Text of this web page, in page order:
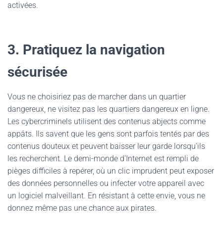
activées.
3. Pratiquez la navigation
sécurisée
Vous ne choisiriez pas de marcher dans un quartier
dangereux, ne visitez pas les quartiers dangereux en ligne.
Les cybercriminels utilisent des contenus abjects comme
appâts. Ils savent que les gens sont parfois tentés par des
contenus douteux et peuvent baisser leur garde lorsqu’ils
les recherchent. Le demi-monde d’Internet est rempli de
pièges difficiles à repérer, où un clic imprudent peut exposer
des données personnelles ou infecter votre appareil avec
un logiciel malveillant. En résistant à cette envie, vous ne
donnez même pas une chance aux pirates.